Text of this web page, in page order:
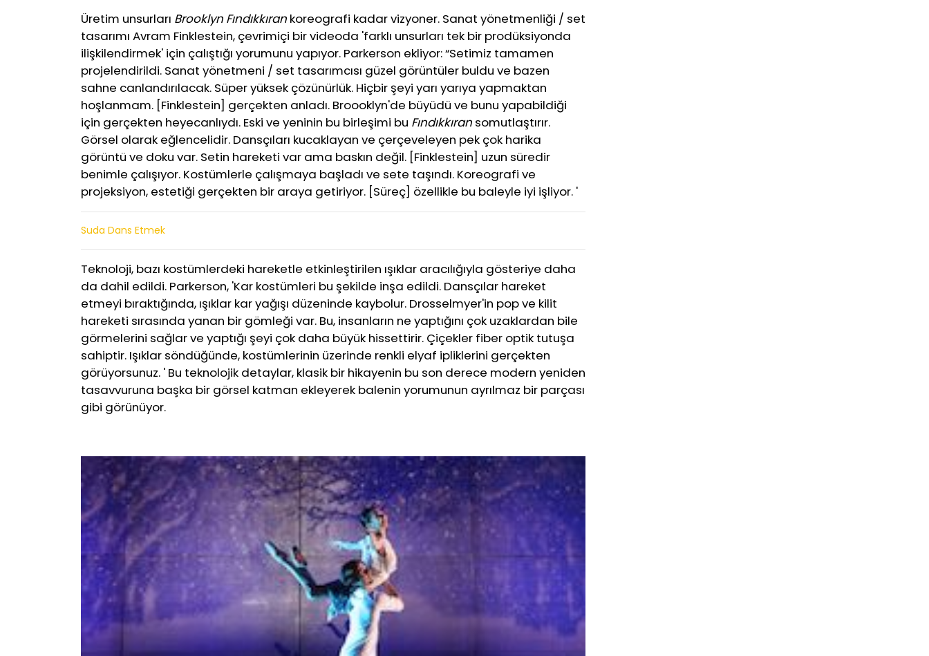
Üretim unsurları Brooklyn Fındıkkıran koreografi kadar vizyoner. Sanat yönetmenliği / set
tasarımı Avram Finklestein, çevrimiçi bir videoda 'farklı unsurları tek bir prodüksiyonda
ilişkilendirmek' için çalıştığı yorumunu yapıyor. Parkerson ekliyor: “Setimiz tamamen
projelendirildi. Sanat yönetmeni / set tasarımcısı güzel görüntüler buldu ve bazen
sahne canlandırılacak. Süper yüksek çözünürlük. Hiçbir şeyi yarı yarıya yapmaktan
hoşlanmam. [Finklestein] gerçekten anladı. Broooklyn'de büyüdü ve bunu yapabildiği
için gerçekten heyecanlıydı. Eski ve yeninin bu birleşimi bu Fındıkkıran somutlaştırır.
Görsel olarak eğlencelidir. Dansçıları kucaklayan ve çerçeveleyen pek çok harika
görüntü ve doku var. Setin hareketi var ama baskın değil. [Finklestein] uzun süredir
benimle çalışıyor. Kostümlerle çalışmaya başladı ve sete taşındı. Koreografi ve
projeksiyon, estetiği gerçekten bir araya getiriyor. [Süreç] özellikle bu baleyle iyi işliyor. '
Suda Dans Etmek
Teknoloji, bazı kostümlerdeki hareketle etkinleştirilen ışıklar aracılığıyla gösteriye daha
da dahil edildi. Parkerson, 'Kar kostümleri bu şekilde inşa edildi. Dansçılar hareket
etmeyi bıraktığında, ışıklar kar yağışı düzeninde kaybolur. Drosselmyer'in pop ve kilit
hareketi sırasında yanan bir gömleği var. Bu, insanların ne yaptığını çok uzaklardan bile
görmelerini sağlar ve yaptığı şeyi çok daha büyük hissettirir. Çiçekler fiber optik tutuşa
sahiptir. Işıklar söndüğünde, kostümlerinin üzerinde renkli elyaf ipliklerini gerçekten
görüyorsunuz. ' Bu teknolojik detaylar, klasik bir hikayenin bu son derece modern yeniden
tasavvuruna başka bir görsel katman ekleyerek balenin yorumunun ayrılmaz bir parçası
gibi görünüyor.